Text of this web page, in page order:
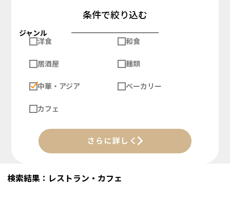
条件で絞り込む
ジャンル
洋食
和食
居酒屋 麺類
中華・アジア ベーカリー
カフェ
さらに詳しく
検索結果：レストラン・カフェ